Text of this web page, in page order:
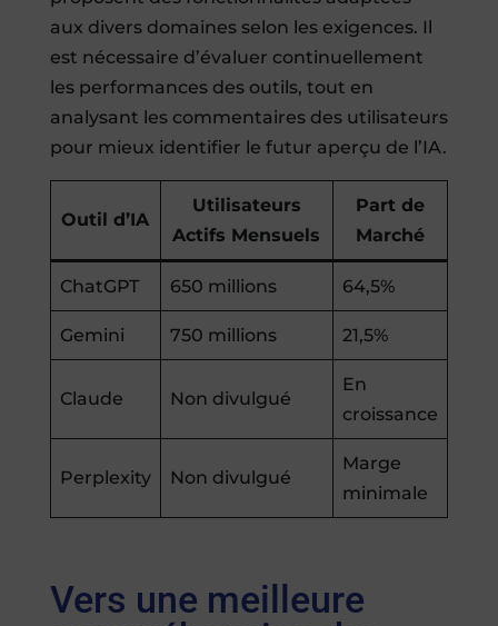
aux divers domaines selon les exigences. Il
est nécessaire d’évaluer continuellement
les performances des outils, tout en
analysant les commentaires des utilisateurs
pour mieux identifier le futur aperçu de l’IA.
Outil d’IA
Utilisateurs
Actifs Mensuels
Part de
Marché
ChatGPT 650 millions 64,5%
Gemini 750 millions 21,5%
Claude Non divulgué
En
croissance
Perplexity Non divulgué
Marge
minimale
Vers une meilleure